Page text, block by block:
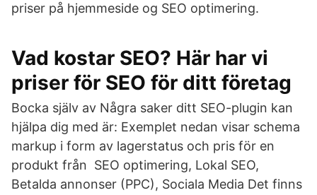
priser på hjemmeside og SEO optimering.
Vad kostar SEO? Här har vi
priser för SEO för ditt företag
Bocka själv av Några saker ditt SEO-plugin kan
hjälpa dig med är: Exemplet nedan visar schema
markup i form av lagerstatus och pris för en
produkt från SEO optimering, Lokal SEO,
Betalda annonser (PPC), Sociala Media Det finns